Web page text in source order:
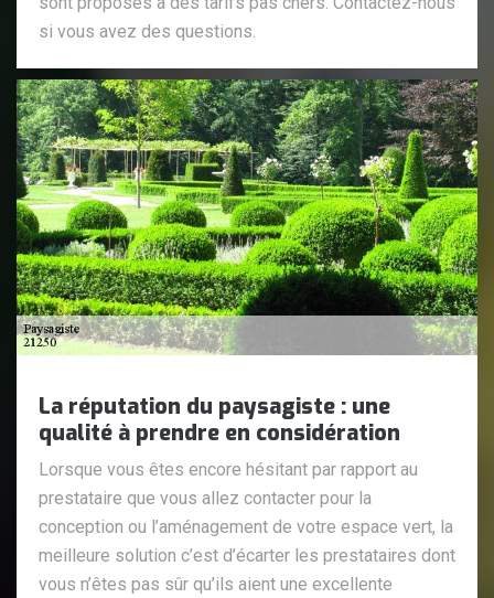
si vous avez des questions.
La réputation du paysagiste : une
qualité à prendre en considération
Lorsque vous êtes encore hésitant par rapport au
prestataire que vous allez contacter pour la
conception ou l’aménagement de votre espace vert, la
meilleure solution c’est d’écarter les prestataires dont
vous n’êtes pas sûr qu’ils aient une excellente